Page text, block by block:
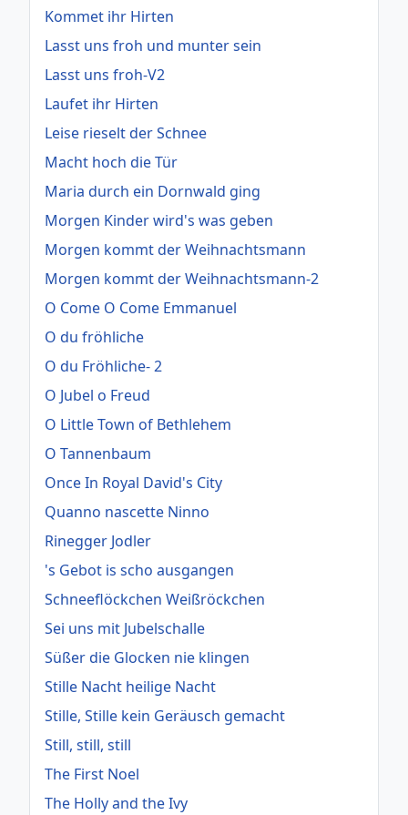
Kommet ihr Hirten
Lasst uns froh und munter sein
Lasst uns froh-V2
Laufet ihr Hirten
Leise rieselt der Schnee
Macht hoch die Tür
Maria durch ein Dornwald ging
Morgen Kinder wird's was geben
Morgen kommt der Weihnachtsmann
Morgen kommt der Weihnachtsmann-2
O Come O Come Emmanuel
O du fröhliche
O du Fröhliche- 2
O Jubel o Freud
O Little Town of Bethlehem
O Tannenbaum
Once In Royal David's City
Quanno nascette Ninno
Rinegger Jodler
's Gebot is scho ausgangen
Schneeflöckchen Weißröckchen
Sei uns mit Jubelschalle
Süßer die Glocken nie klingen
Stille Nacht heilige Nacht
Stille, Stille kein Geräusch gemacht
Still, still, still
The First Noel
The Holly and the Ivy